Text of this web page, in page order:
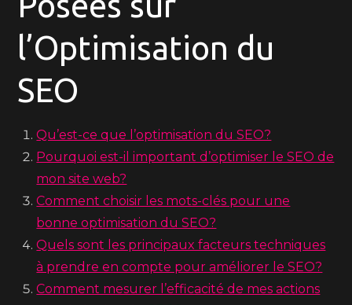
l’Optimisation du
SEO
Qu’est-ce que l’optimisation du SEO?
Pourquoi est-il important d’optimiser le SEO de
mon site web?
Comment choisir les mots-clés pour une
bonne optimisation du SEO?
Quels sont les principaux facteurs techniques
à prendre en compte pour améliorer le SEO?
Comment mesurer l’efficacité de mes actions